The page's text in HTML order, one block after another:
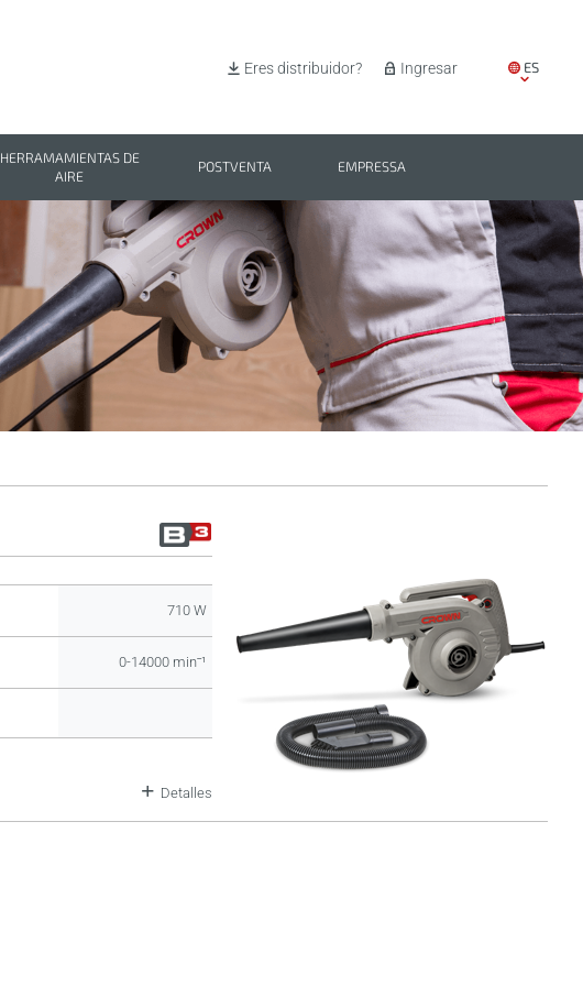
ES
BG
Ingresar
Eres distribuidor?
HERRAMAMIENTAS DE
AIRE
POSTVENTA EMPRESSA
710 W
0-14000 minˉ¹
Detalles